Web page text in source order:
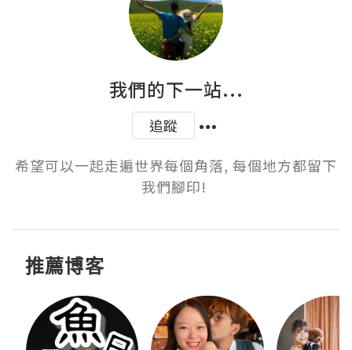
我們的下一站...
追蹤
希望可以一起走遍世界每個角落, 每個地方都留下
我們腳印!
推薦博客